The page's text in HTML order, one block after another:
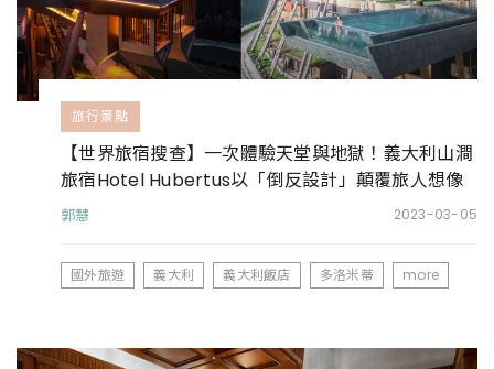
旅行景點
【世界旅宿搜查】一次體驗天堂與地獄！義大利山澗
旅宿Hotel Hubertus以「倒反設計」顛覆旅人想像
郭慧 2023-03-05
國外旅遊 義大利 義大利飯店 多洛米蒂 more